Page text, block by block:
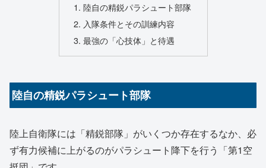
陸自の精鋭パラシュート部隊
入隊条件とその訓練内容
最強の「心技体」と待遇
陸自の精鋭パラシュート部隊
陸上自衛隊には「精鋭部隊」がいくつか存在するなか、必
ず有力候補に上がるのがパラシュート降下を行う「第1空